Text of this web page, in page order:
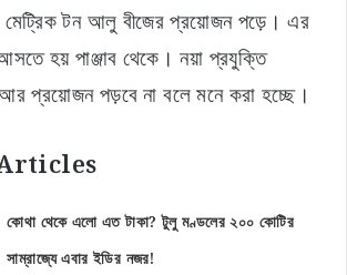
মেট্রিক টন আলু বীজের প্রয়োজন পড়ে। এর
হয় পাঞ্জাব থেকে। নয়া প্রযুক্তি
প্রয়োজন পড়বে না বলে মনে করা হচ্ছে।
কোথা থেকে এলো এত টাকা? টুলু মণ্ডলের ২০০ কোটির
সাম্রাজ্যে এবার ইডির নজর!